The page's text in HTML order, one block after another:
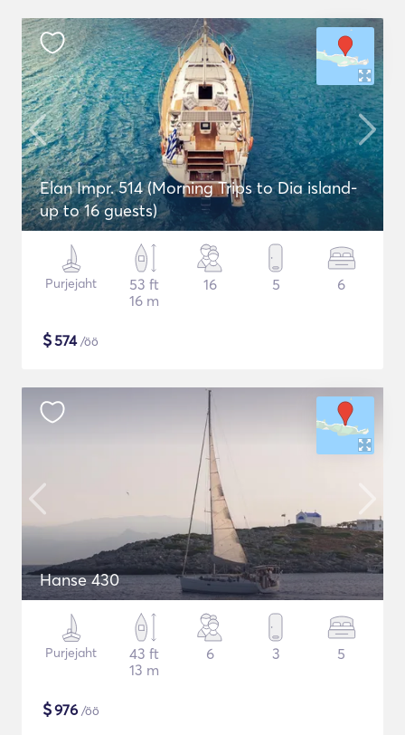
Elan Impr. 514 (Morning Trips to Dia island-
up to 16 guests)
Purjejaht
53 ft
16 m
16 5 6
$574/öö
Hanse 430
Purjejaht
43 ft
13 m
6 3 5
$976 /öö